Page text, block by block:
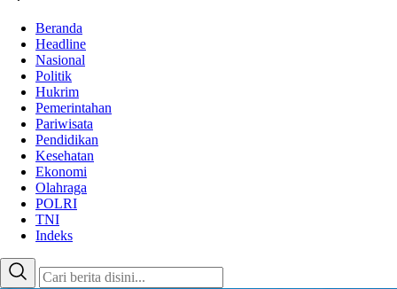
Beranda
Headline
Nasional
Politik
Hukrim
Pemerintahan
Pariwisata
Pendidikan
Kesehatan
Ekonomi
Olahraga
POLRI
TNI
Indeks